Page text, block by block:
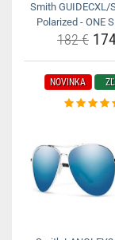
Smith GUIDECXL/
Polarized - ONE
182 €
NOVINKA